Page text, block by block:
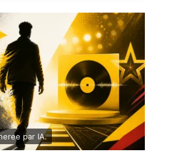
par IA.